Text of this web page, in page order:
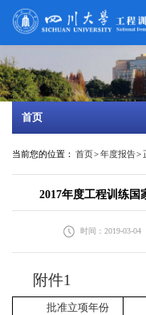
首页
当前您的位置： 首页>年度报告>
2017年度工程训练
时间：2019-03-04
附件1
批准立项年份